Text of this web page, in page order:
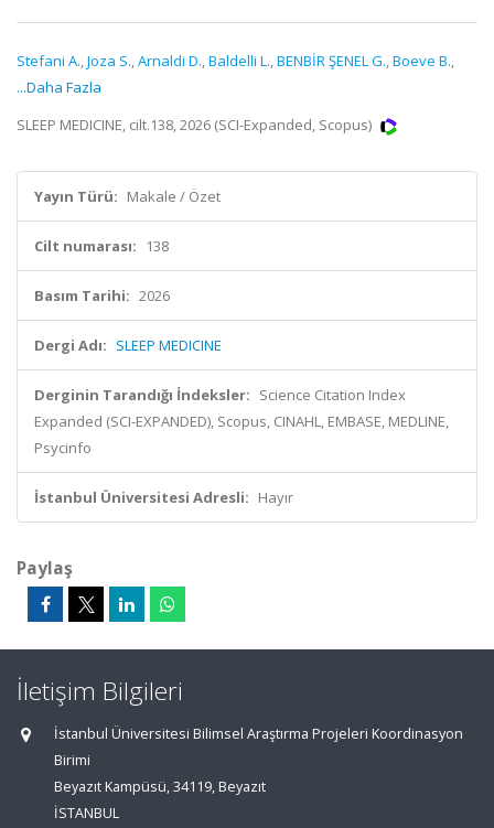
Stefani A.,Joza S.,Arnaldi D.,Baldelli L.,BENBİR ŞENEL G.,Boeve B.,
...Daha Fazla
SLEEP MEDICINE, cilt.138, 2026 (SCI-Expanded, Scopus)
Yayın Türü: Makale / Özet
Cilt numarası: 138
Basım Tarihi: 2026
Dergi Adı: SLEEP MEDICINE
Derginin Tarandığı İndeksler: Science Citation Index
Expanded (SCI-EXPANDED), Scopus, CINAHL, EMBASE, MEDLINE,
Psycinfo
İstanbul Üniversitesi Adresli: Hayır
Paylaş
İletişim Bilgileri
İstanbul Üniversitesi Bilimsel Araştırma Projeleri Koordinasyon
Birimi
Beyazıt Kampüsü, 34119, Beyazıt
İSTANBUL